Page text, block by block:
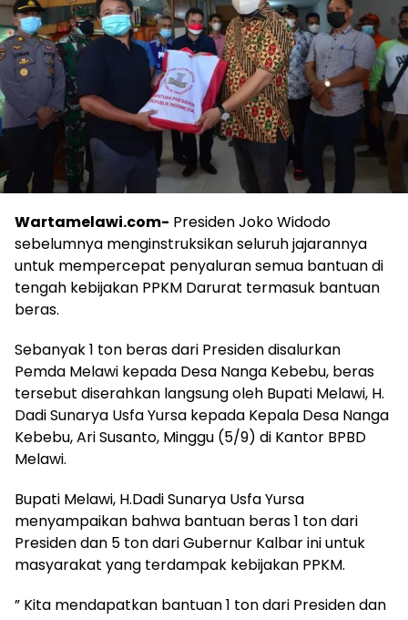
Wartamelawi.com- Presiden Joko Widodo
sebelumnya menginstruksikan seluruh jajarannya
untuk mempercepat penyaluran semua bantuan di
tengah kebijakan PPKM Darurat termasuk bantuan
beras.
Sebanyak 1 ton beras dari Presiden disalurkan
Pemda Melawi kepada Desa Nanga Kebebu, beras
tersebut diserahkan langsung oleh Bupati Melawi, H.
Dadi Sunarya Usfa Yursa kepada Kepala Desa Nanga
Kebebu, Ari Susanto, Minggu (5/9) di Kantor BPBD
Melawi.
Bupati Melawi, H.Dadi Sunarya Usfa Yursa
menyampaikan bahwa bantuan beras 1 ton dari
Presiden dan 5 ton dari Gubernur Kalbar ini untuk
masyarakat yang terdampak kebijakan PPKM.
” Kita mendapatkan bantuan 1 ton dari Presiden dan